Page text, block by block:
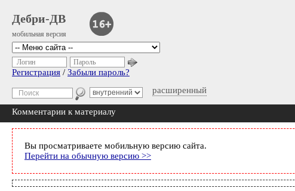
Дебри-ДВ
мобильная версия
расширенный
Логин Пароль
Регистрация / Забыли пароль?
Комментарии к материалу
Вы просматриваете мобильную версию сайта.
Перейти на обычную версию >>